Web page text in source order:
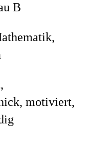
B
motiviert,